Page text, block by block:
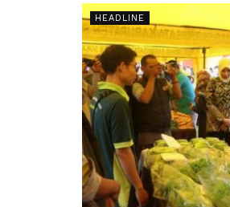
HEADLINE